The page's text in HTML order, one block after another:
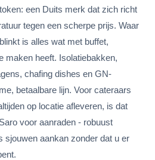
een Duits merk dat zich richt
tegen een scherpe prijs. Waar
is alles wat met buffet,
maken heeft. Isolatiebakken,
chafing dishes en GN-
betaalbare lijn. Voor cateraars
op locatie afleveren, is dat
voor aanraden - robuust
sjouwen aankan zonder dat u er